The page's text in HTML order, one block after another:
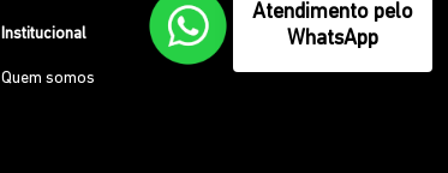
Institucional
Quem somos
Atendimento pelo
WhatsApp